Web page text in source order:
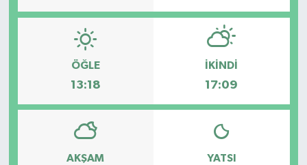
ÖĞLE
13:18
İKINDI
17:09
AKŞAM YATSI